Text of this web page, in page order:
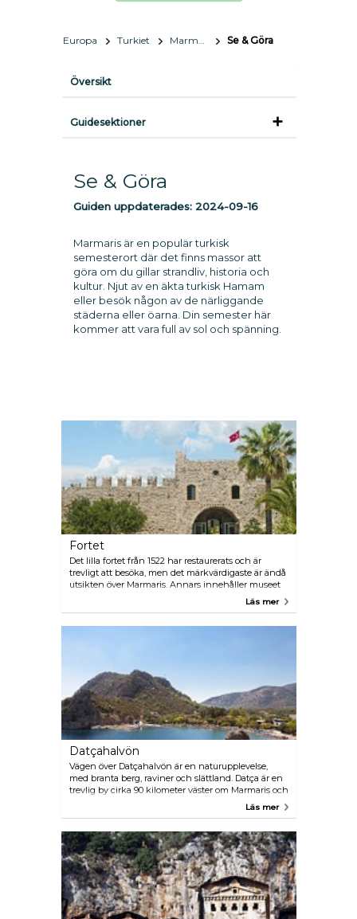
Europa Turkiet Marmaris Se & Göra
Översikt
Guidesektioner
Se & Göra
Guiden uppdaterades: 2024-09-16
Marmaris är en populär turkisk
semesterort där det finns massor att
göra om du gillar strandliv, historia och
kultur. Njut av en äkta turkisk Hamam
eller besök någon av de närliggande
städerna eller öarna. Din semester här
kommer att vara full av sol och spänning.
Fortet
Det lilla fortet från 1522 har restaurerats och är
trevligt att besöka, men det märkvärdigaste är ändå
utsikten över Marmaris. Annars innehåller museet
en del antika fragment och rostiga medeltidaLäs mer
Datçahalvön
Vägen över Datçahalvön är en naturupplevelse,
med branta berg, raviner och slättland. Datça är en
trevlig by cirka 90 kilometer väster om Marmaris och
från Körmen norr om Datça går båtar till Bodrum.
kan du ta lokalbussen.
Läs mer